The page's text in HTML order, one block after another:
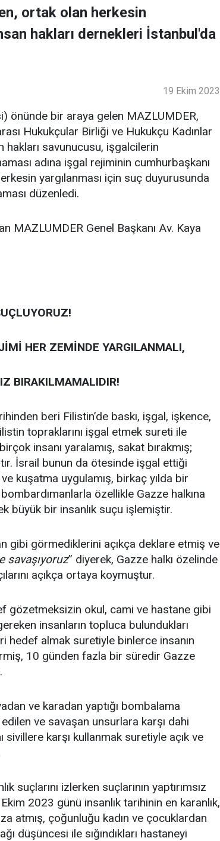
ortak olan herkesin
hakları dernekleri İstanbul'da
19 Ekim 2023
önünde bir araya gelen MAZLUMDER,
Hukukçular Birliği ve Hukukçu Kadınlar
hakları savunucusu, işgalcilerin
adına işgal rejiminin cumhurbaşkanı
yargılanması için suç duyurusunda
düzenledi.
MAZLUMDER Genel Başkanı Av. Kaya
HER ZEMİNDE YARGILANMALI,
BIRAKILMAMALIDIR!
beri Filistin’de baskı, işgal, işkence,
topraklarını işgal etmek sureti ile
insanı yaralamış, sakat bırakmış;
İsrail bunun da ötesinde işgal ettiği
kuşatma uygulamış, birkaç yılda bir
özellikle Gazze halkına
büyük bir insanlık suçu işlemiştir.
gibi görmediklerini açıkça deklare etmiş ve
savaşıyoruz” diyerek, Gazze halkı özelinde
açıkça ortaya koymuştur.
gözetmeksizin okul, cami ve hastane gibi
insanların topluca bulundukları
hedef almak suretiyle binlerce insanın
10 günden fazla bir süredir Gazze
ve karadan yaptığı bombalama
ve savaşan unsurlara karşı dahi
sivillere karşı kullanmak suretiyle açık ve
suçlarını izlerken suçlarının yaptırımsız
2023 günü insanlık tarihinin en karanlık,
atmış, çoğunluğu kadın ve çocuklardan
düşüncesi ile sığındıkları hastaneyi